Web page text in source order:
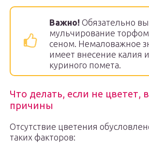
Важно! Обязательно
мульчирование
сеном. Немаловажное
имеет внесение калия
куриного помета.
Что делать, если не цветет,
причины
Отсутствие цветения
таких факторов: